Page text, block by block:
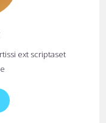
ext scriptaset
Opens